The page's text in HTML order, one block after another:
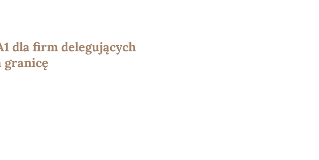
dla firm delegujących
granicę